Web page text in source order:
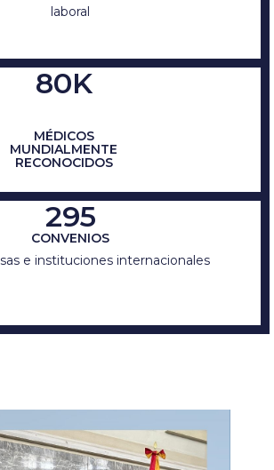
laboral
80K
MÉDICOS
MUNDIALMENTE
RECONOCIDOS
295
CONVENIOS
e instituciones internacionales